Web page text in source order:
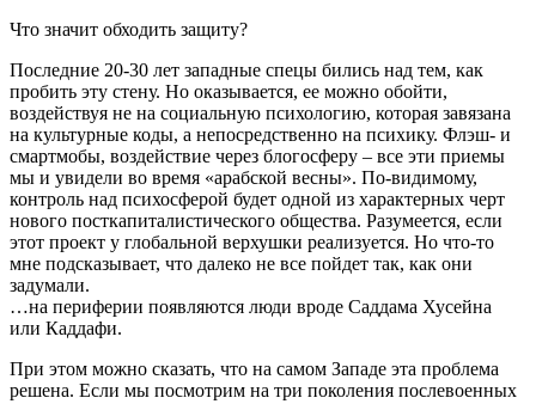
Что значит обходить защиту?
Последние 20-30 лет западные спецы бились над тем, как
пробить эту стену. Но оказывается, ее можно обойти,
воздействуя не на социальную психологию, которая завязана
на культурные коды, а непосредственно на психику. Флэш- и
смартмобы, воздействие через блогосферу – все эти приемы
мы и увидели во время «арабской весны». По-видимому,
контроль над психосферой будет одной из характерных черт
нового посткапиталистического общества. Разумеется, если
этот проект у глобальной верхушки реализуется. Но что-то
мне подсказывает, что далеко не все пойдет так, как они
задумали.
…на периферии появляются люди вроде Саддама Хусейна
или Каддафи.
При этом можно сказать, что на самом Западе эта проблема
решена. Если мы посмотрим на три поколения послевоенных